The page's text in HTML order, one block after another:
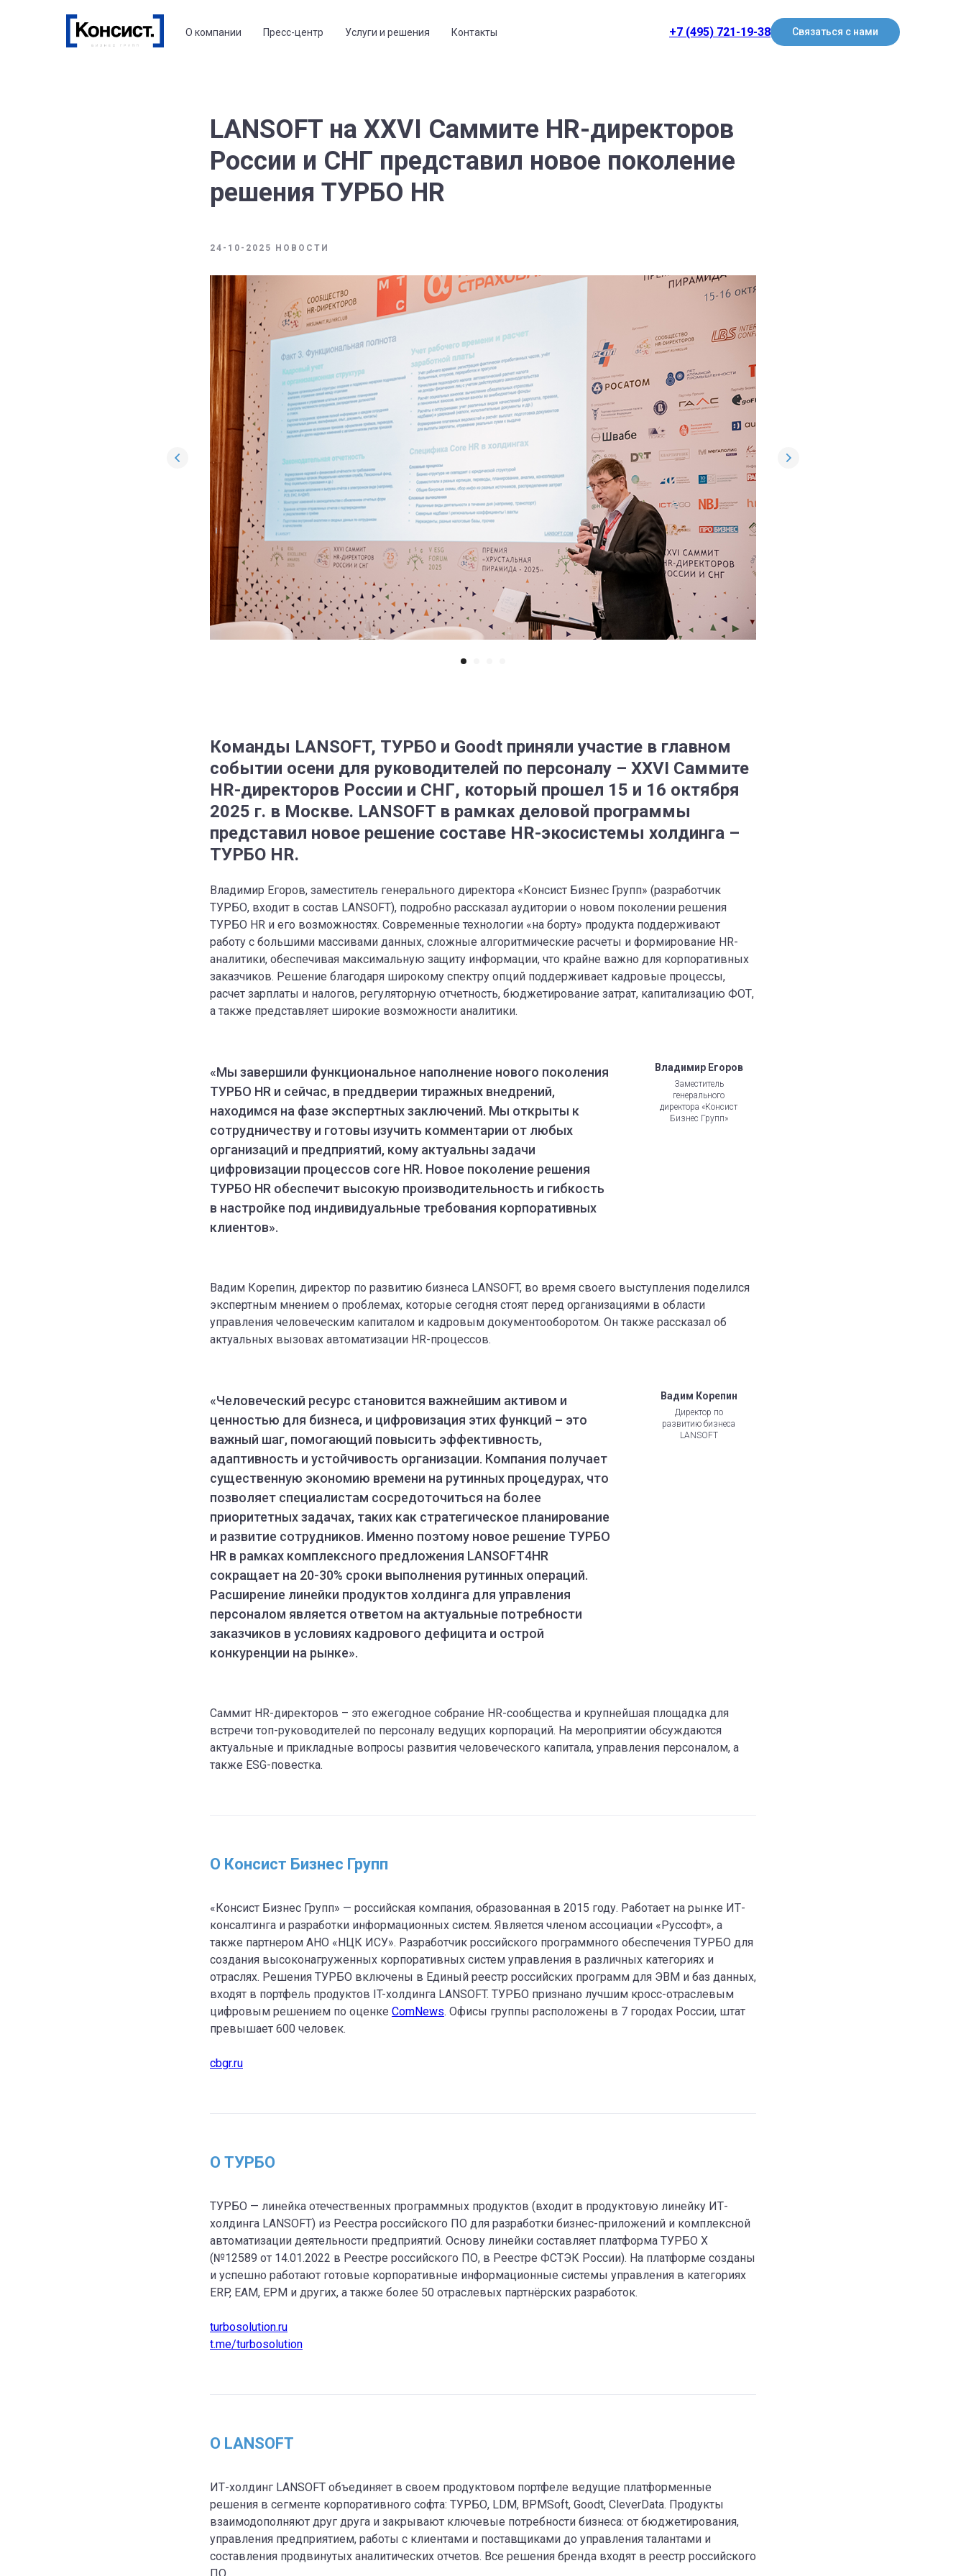
О компании Пресс-центр Услуги и решения Контакты +7 (495) 721-19-38 Связаться с нами
LANSOFT на XXVI Саммите HR-директоров
России и СНГ представил новое поколение
решения ТУРБО HR
24-10-2025 НОВОСТИ
Команды LANSOFT, ТУРБО и Goodt приняли участие в главном
событии осени для руководителей по персоналу – XXVI Саммите
HR-директоров России и СНГ, который прошел 15 и 16 октября
2025 г. в Москве. LANSOFT в рамках деловой программы
представил новое решение составе HR-экосистемы холдинга –
ТУРБО HR.
Владимир Егоров, заместитель генерального директора «Консист Бизнес Групп» (разработчик
ТУРБО, входит в состав LANSOFT), подробно рассказал аудитории о новом поколении решения
ТУРБО HR и его возможностях. Современные технологии «на борту» продукта поддерживают
работу с большими массивами данных, сложные алгоритмические расчеты и формирование HR-
аналитики, обеспечивая максимальную защиту информации, что крайне важно для корпоративных
заказчиков. Решение благодаря широкому спектру опций поддерживает кадровые процессы,
расчет зарплаты и налогов, регуляторную отчетность, бюджетирование затрат, капитализацию ФОТ,
а также представляет широкие возможности аналитики.
«Мы завершили функциональное наполнение нового поколения
ТУРБО HR и сейчас, в преддверии тиражных внедрений,
находимся на фазе экспертных заключений. Мы открыты к
сотрудничеству и готовы изучить комментарии от любых
организаций и предприятий, кому актуальны задачи
цифровизации процессов core HR. Новое поколение решения
ТУРБО HR обеспечит высокую производительность и гибкость
в настройке под индивидуальные требования корпоративных
клиентов».
Владимир Егоров
Заместитель
генерального
директора «Консист
Бизнес Групп»
Вадим Корепин, директор по развитию бизнеса LANSOFT, во время своего выступления поделился
экспертным мнением о проблемах, которые сегодня стоят перед организациями в области
управления человеческим капиталом и кадровым документооборотом. Он также рассказал об
актуальных вызовах автоматизации HR-процессов.
«Человеческий ресурс становится важнейшим активом и
ценностью для бизнеса, и цифровизация этих функций – это
важный шаг, помогающий повысить эффективность,
адаптивность и устойчивость организации. Компания получает
существенную экономию времени на рутинных процедурах, что
позволяет специалистам сосредоточиться на более
приоритетных задачах, таких как стратегическое планирование
и развитие сотрудников. Именно поэтому новое решение ТУРБО
HR в рамках комплексного предложения LANSOFT4HR
сокращает на 20-30% сроки выполнения рутинных операций.
Расширение линейки продуктов холдинга для управления
персоналом является ответом на актуальные потребности
заказчиков в условиях кадрового дефицита и острой
конкуренции на рынке».
Вадим Корепин
Директор по
развитию бизнеса
LANSOFT
Саммит HR-директоров – это ежегодное собрание HR-сообщества и крупнейшая площадка для
встречи топ-руководителей по персоналу ведущих корпораций. На мероприятии обсуждаются
актуальные и прикладные вопросы развития человеческого капитала, управления персоналом, а
также ESG-повестка.
О Консист Бизнес Групп
«Консист Бизнес Групп» — российская компания, образованная в 2015 году. Работает на рынке ИТ-
консалтинга и разработки информационных систем. Является членом ассоциации «Руссофт», а
также партнером АНО «НЦК ИСУ». Разработчик российского программного обеспечения ТУРБО для
создания высоконагруженных корпоративных систем управления в различных категориях и
отраслях. Решения ТУРБО включены в Единый реестр российских программ для ЭВМ и баз данных,
входят в портфель продуктов IT-холдинга LANSOFT. ТУРБО признано лучшим кросс-отраслевым
цифровым решением по оценке ComNews. Офисы группы расположены в 7 городах России, штат
превышает 600 человек.
cbgr.ru
О ТУРБО
ТУРБО — линейка отечественных программных продуктов (входит в продуктовую линейку ИТ-
холдинга LANSOFT) из Реестра российского ПО для разработки бизнес-приложений и комплексной
автоматизации деятельности предприятий. Основу линейки составляет платформа ТУРБО Х
(№12589 от 14.01.2022 в Реестре российского ПО, в Реестре ФСТЭК России). На платформе созданы
и успешно работают готовые корпоративные информационные системы управления в категориях
ERP, EAM, EPM и других, а также более 50 отраслевых партнёрских разработок.
turbosolution.ru
t.me/turbosolution
О LANSOFT
ИТ-холдинг LANSOFT объединяет в своем продуктовом портфеле ведущие платформенные
решения в сегменте корпоративного софта: ТУРБО, LDM, BPMSoft, Goodt, CleverData. Продукты
взаимодополняют друг друга и закрывают ключевые потребности бизнеса: от бюджетирования,
управления предприятием, работы с клиентами и поставщиками до управления талантами и
составления продвинутых аналитических отчетов. Все решения бренда входят в реестр российского